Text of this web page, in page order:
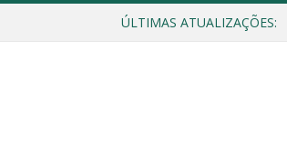
ÚLTIMAS ATUALIZAÇÕES: